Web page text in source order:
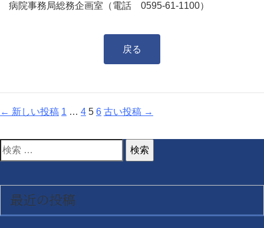
病院事務局総務企画室（電話 0595-61-1100）
戻る
投
の
ペ
ジ
送
り
← 新しい投稿 1 … 4 5 6 古い投稿 →
検
対
象:最近の投稿